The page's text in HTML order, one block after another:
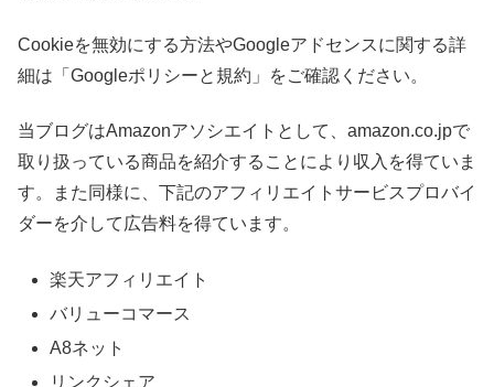
Cookieを無効にする方法やGoogleアドセンスに関する詳
細は「Googleポリシーと規約」をご確認ください。
当ブログはAmazonアソシエイトとして、amazon.co.jpで
取り扱っている商品を紹介することにより収入を得ていま
す。また同様に、下記のアフィリエイトサービスプロバイ
ダーを介して広告料を得ています。
楽天アフィリエイト
バリューコマース
A8ネット
リンクシェア